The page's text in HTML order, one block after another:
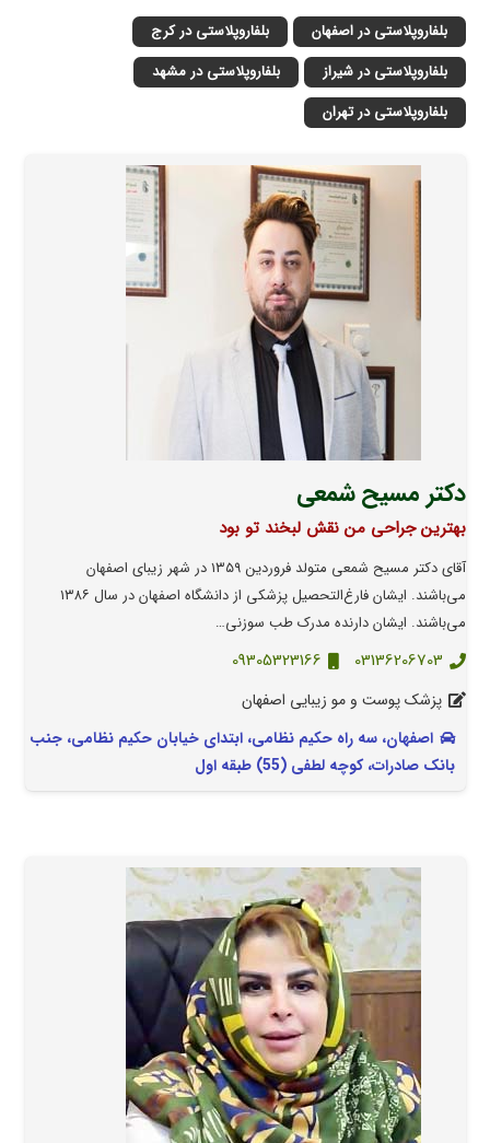
بلفاروپلاستی در اصفهان
بلفاروپلاستی در کرج
بلفاروپلاستی در شیراز
بلفاروپلاستی در مشهد
بلفاروپلاستی در تهران
دکتر مسیح شمعی
بهترین جراحی من نقش لبخند تو بود
آقای دکتر مسیح شمعی متولد فروردین ۱۳۵۹ در شهر زیبای اصفهان
می‌باشند. ‌ایشان فارغ‌التحصیل پزشکی از دانشگاه اصفهان در سال ۱۳۸۶
می‌باشند. ‌ایشان دارنده مدرک طب سوزنی…
03136206703
09305323166
پزشک پوست و مو زیبایی اصفهان
اصفهان، سه راه حکیم نظامی، ابتدای خیابان حکیم نظامی، جنب
بانک صادرات، کوچه لطفی (55) طبقه اول